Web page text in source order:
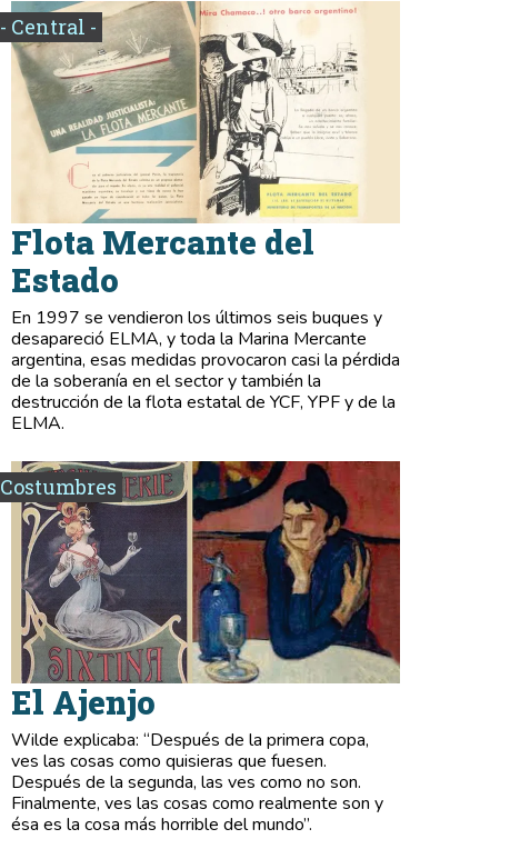
- Central -
Flota Mercante del
Estado
En 1997 se vendieron los últimos seis buques y
desapareció ELMA, y toda la Marina Mercante
argentina, esas medidas provocaron casi la pérdida
de la soberanía en el sector y también la
destrucción de la flota estatal de YCF, YPF y de la
ELMA.
Costumbres
El Ajenjo
Wilde explicaba: “Después de la primera copa,
ves las cosas como quisieras que fuesen.
Después de la segunda, las ves como no son.
Finalmente, ves las cosas como realmente son y
ésa es la cosa más horrible del mundo”.